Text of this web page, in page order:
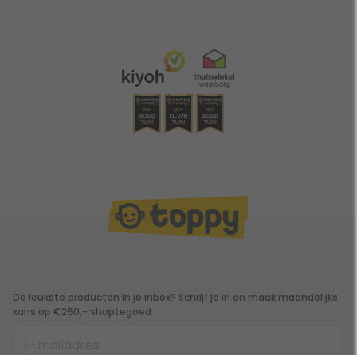
De leukste producten in je inbox? Schrijf je in en maak maandelijks
kans op €250,- shoptegoed.